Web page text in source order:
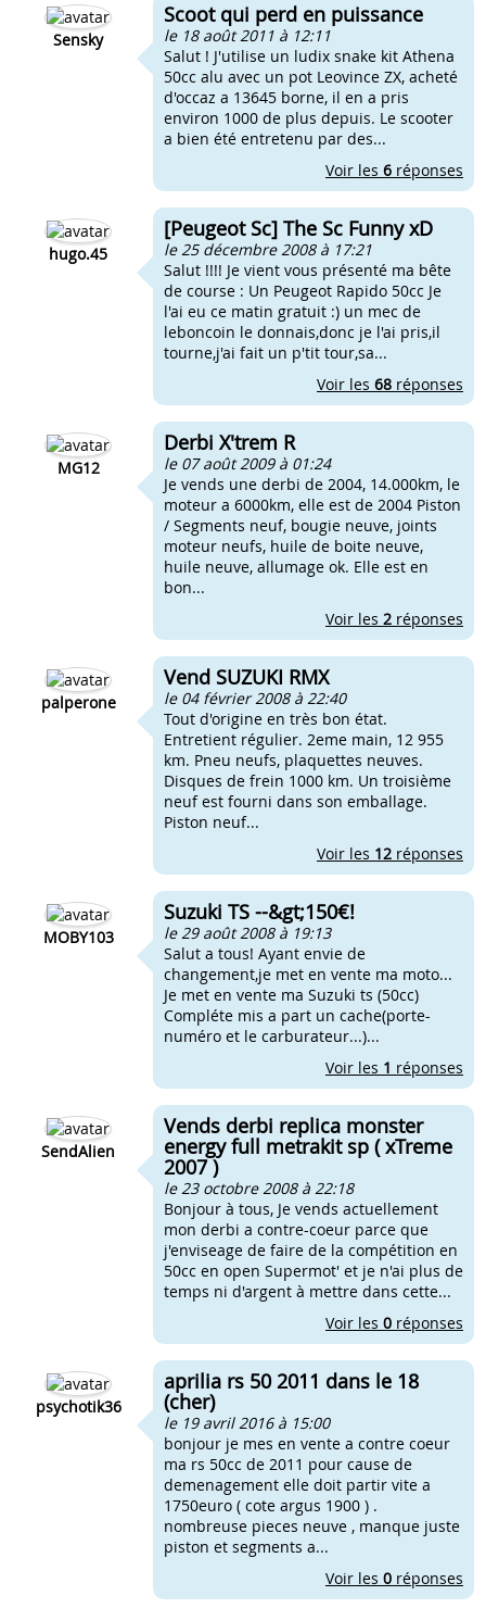
Sensky
Scoot qui perd en puissance
le 18 août 2011 à 12:11
Salut ! J'utilise un ludix snake kit Athena
50cc alu avec un pot Leovince ZX, acheté
d'occaz a 13645 borne, il en a pris
environ 1000 de plus depuis. Le scooter
a bien été entretenu par des...
Voir les 6 réponses
hugo.45
[Peugeot Sc] The Sc Funny xD
le 25 décembre 2008 à 17:21
Salut !!!! Je vient vous présenté ma bête
de course : Un Peugeot Rapido 50cc Je
l'ai eu ce matin gratuit :) un mec de
leboncoin le donnais,donc je l'ai pris,il
tourne,j'ai fait un p'tit tour,sa...
Voir les 68 réponses
MG12
Derbi X'trem R
le 07 août 2009 à 01:24
Je vends une derbi de 2004, 14.000km, le
moteur a 6000km, elle est de 2004 Piston
/ Segments neuf, bougie neuve, joints
moteur neufs, huile de boite neuve,
huile neuve, allumage ok. Elle est en
bon...
Voir les 2 réponses
palperone
Vend SUZUKI RMX
le 04 février 2008 à 22:40
Tout d'origine en très bon état.
Entretient régulier. 2eme main, 12 955
km. Pneu neufs, plaquettes neuves.
Disques de frein 1000 km. Un troisième
neuf est fourni dans son emballage.
Piston neuf...
Voir les 12 réponses
MOBY103
Suzuki TS --&gt;150€!
le 29 août 2008 à 19:13
Salut a tous! Ayant envie de
changement,je met en vente ma moto...
Je met en vente ma Suzuki ts (50cc)
Compléte mis a part un cache(porte-
numéro et le carburateur...)...
Voir les 1 réponses
SendAlien
Vends derbi replica monster
energy full metrakit sp ( xTreme
2007 )
le 23 octobre 2008 à 22:18
Bonjour à tous, Je vends actuellement
mon derbi a contre-coeur parce que
j'enviseage de faire de la compétition en
50cc en open Supermot' et je n'ai plus de
temps ni d'argent à mettre dans cette...
Voir les 0 réponses
psychotik36
aprilia rs 50 2011 dans le 18
(cher)
le 19 avril 2016 à 15:00
bonjour je mes en vente a contre coeur
ma rs 50cc de 2011 pour cause de
demenagement elle doit partir vite a
1750euro ( cote argus 1900 ) .
nombreuse pieces neuve , manque juste
piston et segments a...
Voir les 0 réponses